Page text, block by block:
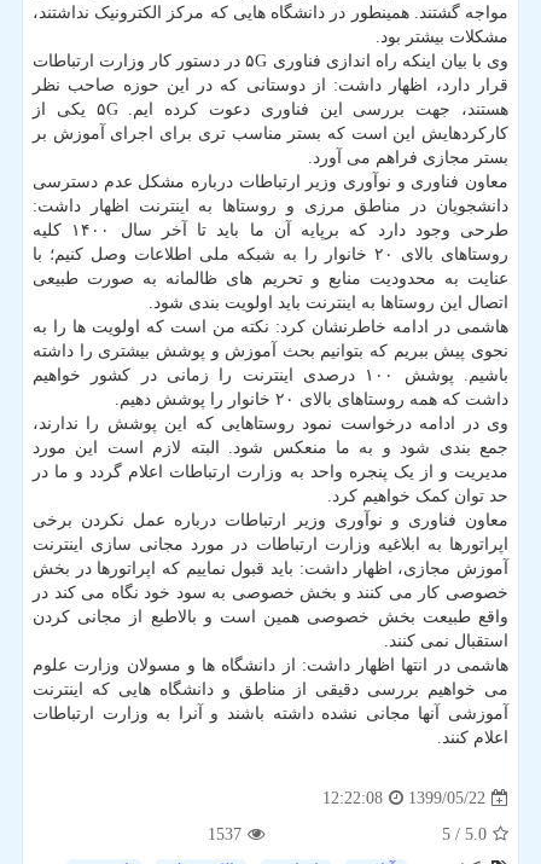
مواجه گشتند. همینطور در دانشگاه هایی که مرکز الکترونیک نداشتند،
مشکلات بیشتر بود.
وی با بیان اینکه راه اندازی فناوری ۵G در دستور کار وزارت ارتباطات
قرار دارد، اظهار داشت: از دوستانی که در این حوزه صاحب نظر
هستند، جهت بررسی این فناوری دعوت کرده ایم. ۵G یکی از
کارکردهایش این است که بستر مناسب تری برای اجرای آموزش بر
بستر مجازی فراهم می آورد.
معاون فناوری و نوآوری وزیر ارتباطات درباره مشکل عدم دسترسی
دانشجویان در مناطق مرزی و روستاها به اینترنت اظهار داشت:
طرحی وجود دارد که برپایه آن ما باید تا آخر سال ۱۴۰۰ کلیه
روستاهای بالای ۲۰ خانوار را به شبکه ملی اطلاعات وصل کنیم؛ با
عنایت به محدودیت منابع و تحریم های ظالمانه به صورت طبیعی
اتصال این روستاها به اینترنت باید اولویت بندی شود.
هاشمی در ادامه خاطرنشان کرد: نکته من است که اولویت ها را به
نحوی پیش ببریم که بتوانیم بحث آموزش و پوشش بیشتری را داشته
باشیم. پوشش ۱۰۰ درصدی اینترنت را زمانی در کشور خواهیم
داشت که همه روستاهای بالای ۲۰ خانوار را پوشش دهیم.
وی در ادامه درخواست نمود روستاهایی که این پوشش را ندارند،
جمع بندی شود و به ما منعکس شود. البته لازم است این مورد
مدیریت و از یک پنجره واحد به وزارت ارتباطات اعلام گردد و ما در
حد توان کمک خواهیم کرد.
معاون فناوری و نوآوری وزیر ارتباطات درباره عمل نکردن برخی
اپراتورها به ابلاغیه وزارت ارتباطات در مورد مجانی سازی اینترنت
آموزش مجازی، اظهار داشت: باید قبول نماییم که اپراتورها در بخش
خصوصی کار می کنند و بخش خصوصی به سود خود نگاه می کند در
واقع طبیعت بخش خصوصی همین است و بالاطبع از مجانی کردن
استقبال نمی کنند.
هاشمی در انتها اظهار داشت: از دانشگاه ها و مسولان وزارت علوم
می خواهیم بررسی دقیقی از مناطق و دانشگاه هایی که اینترنت
آموزشی آنها مجانی نشده داشته باشند و آنرا به وزارت ارتباطات
اعلام کنند.
1399/05/22
12:22:08
5.0
/ 5
1537